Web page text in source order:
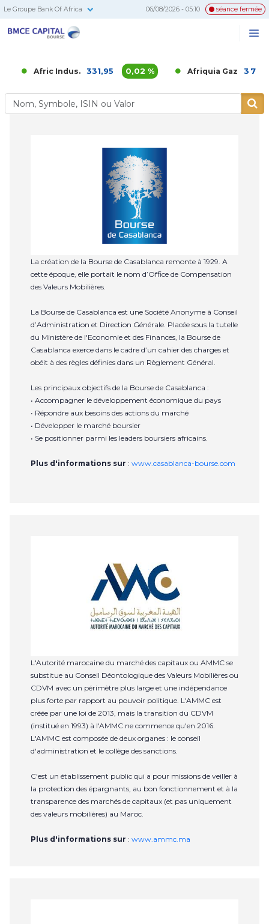
Le Groupe Bank Of Africa 06/08/2026 - 05:10 séance fermée
Afric Indus. 331,95 0,02 % Afriquia Gaz 3
La création de la Bourse de Casablanca remonte à 1929. A
cette époque, elle portait le nom d’Office de Compensation
des Valeurs Mobilières.
La Bourse de Casablanca est une Société Anonyme à Conseil
d’Administration et Direction Générale. Placée sous la tutelle
du Ministère de l'Economie et des Finances, la Bourse de
Casablanca exerce dans le cadre d’un cahier des charges et
obéit à des règles définies dans un Règlement Général.
Les principaux objectifs de la Bourse de Casablanca :
• Accompagner le développement économique du pays
• Répondre aux besoins des actions du marché
• Développer le marché boursier
• Se positionner parmi les leaders boursiers africains.
Plus d'informations sur : www.casablanca-bourse.com
L'Autorité marocaine du marché des capitaux ou AMMC se
substitue au Conseil Déontologique des Valeurs Mobilières ou
CDVM avec un périmètre plus large et une indépendance
plus forte par rapport au pouvoir politique. L'AMMC est
créée par une loi de 2013, mais la transition du CDVM
(institué en 1993) à l'AMMC ne commence qu'en 2016.
L'AMMC est composée de deux organes : le conseil
d'administration et le collège des sanctions.
C'est un établissement public qui a pour missions de veiller à
la protection des épargnants, au bon fonctionnement et à la
transparence des marchés de capitaux (et pas uniquement
des valeurs mobilières) au Maroc.
Plus d'informations sur : www.ammc.ma